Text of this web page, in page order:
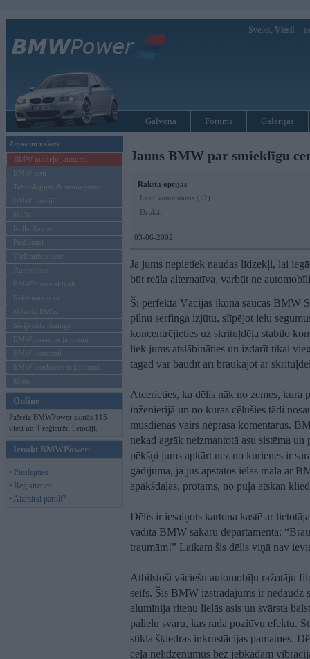
Sveiks, Viesi!
Galvenā Forums Galerijas
Ziņas un raksti
BMW modeļu jaunumi
BMW testi
Tehnoloģijas & sasniegumi
BMW Latvijā
MINI
Rolls-Royce
Pasākumi
Vadāmības tests
Autosports
BMWPower aktuāli
Reklāmas raksti
Mēneša BMW
Sērijveida tūnings
BMW pasaules jaunumi
BMW koncepti
BMW konkurentu jaunumi
Moto
Online
Pašreiz BMWPower skatās 115
viesi un 4 reģistrēti lietotāji.
Ienākt BMWPower
• Pieslēgties
• Reģistrēties
• Aizmirsi paroli?
Jauns BMW par smieklīgu
Raksta opcijas
Lasīt komentārus (12)
Drukāt
03-06-2002
Ja jums nepietiek naudas līdzekļi, lai
būt reāla alternatīva, varbūt ne
Šī perfektā Vācijas ikona saucas BMW
pilnu serfinga izjūtu, slīpējot ielu
koncentrējieties uz skrituļdēļa stabilo
liek jums atslābināties un izdarīt tikai
tagad var baudīt arī braukājot ar
Atcerieties, ka dēlis nāk no zemes, kura
inženierijā un no kuras cēlušies tādi
mūsdienās vairs neprasa komentārus.
nekad agrāk neizmantotā asu sistēma
pēkšņi jums apkārt nez no kurienes ir
gadījumā, ja jūs apstātos ielas malā ar
apakšdaļas, protams, no pūļa atskan
Dēlis ir iesaiņots kartona kastē ar
vadītā BMW sakaru departamenta:
traumām!” Laikam šis dēlis viņā nav
Atbilstoši vāciešu automobīļu ražotāju
seifs. Šis BMW izstrādājums ir nedaudz
alumīnija riteņu lielās asis un svārsta
palielu svaru, kas rada pozitīvu efektu.
stikla šķiedras inkrustācijas pamatnes.
ceļa nelīdzenumus bez jebkādām